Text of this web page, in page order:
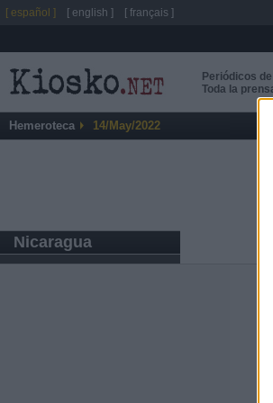
Periódicos
Toda la
Hemeroteca 14/May/2022
Nicaragua
[ español ] [ english ] [ français ]